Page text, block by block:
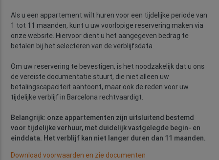
Als u een appartement wilt huren voor een tijdelijke periode van
1 tot 11 maanden, kunt u uw voorlopige reservering maken via
onze website. Hiervoor dient u het aangegeven bedrag te
betalen bij het selecteren van de verblijfsdata.
Om uw reservering te bevestigen, is het noodzakelijk dat u ons
de vereiste documentatie stuurt, die niet alleen uw
betalingscapaciteit aantoont, maar ook de reden voor uw
tijdelijke verblijf in Barcelona rechtvaardigt.
Belangrijk: onze appartementen zijn uitsluitend bestemd
voor tijdelijke verhuur, met duidelijk vastgelegde begin- en
einddata. Het verblijf kan niet langer duren dan 11 maanden.
Download voorwaarden en zie documenten